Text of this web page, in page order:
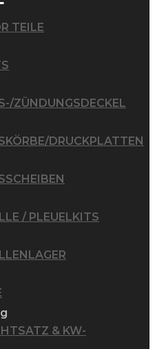
TEILE
ZÜNDUNGSDECKEL
DRUCKPLATTEN
/ PLEUELKITS
& KW-